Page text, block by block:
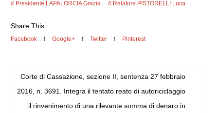
Presidente LAPALORCIA Grazia
Relatore PISTORELLI Luca
Share This:
Facebook Google+ Twitter Pinterest
Corte di Cassazione, sezione II, sentenza 27 febbraio
2016, n. 3691. Integra il tentato reato di autoriciclaggio
il rinvenimento di una rilevante somma di denaro in